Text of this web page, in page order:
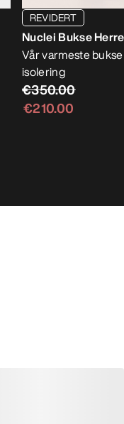
REVIDERT
Nuclei Bukse Herre
Vår varmeste
isolering
€350.00
€210.00